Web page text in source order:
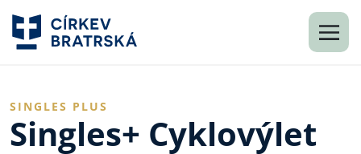
SINGLES PLUS
Singles+ Cyklovýlet